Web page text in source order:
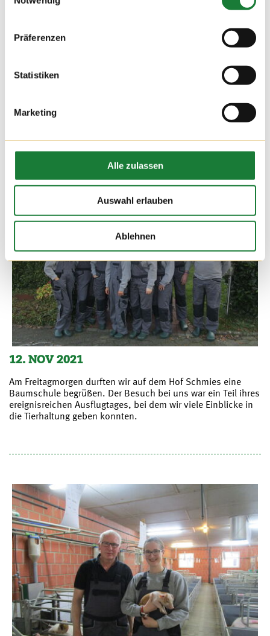
Präferenzen
Statistiken
Marketing
Alle zulassen
Auswahl erlauben
Ablehnen
Wir durften am Mittwoch auf dem Hof Hatke die Klassen 4
Für die Schülerinnen und Schüler der Förderschule wurde die
Führung zu einer erlebnisreichen Stationsarbeit, bei der sie
12. NOV 2021
Am Freitagmorgen durften wir auf dem Hof Schmies eine
Baumschule begrüßen. Der Besuch bei uns war ein Teil ihres
ereignisreichen Ausflugtages, bei dem wir viele Einblicke in
die Tierhaltung geben konnten.